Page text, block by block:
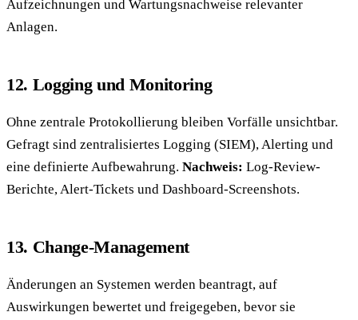
Aufzeichnungen und Wartungsnachweise relevanter
Anlagen.
12. Logging und Monitoring
Ohne zentrale Protokollierung bleiben Vorfälle unsichtbar.
Gefragt sind zentralisiertes Logging (SIEM), Alerting und
eine definierte Aufbewahrung. Nachweis: Log-Review-
Berichte, Alert-Tickets und Dashboard-Screenshots.
13. Change-Management
Änderungen an Systemen werden beantragt, auf
Auswirkungen bewertet und freigegeben, bevor sie